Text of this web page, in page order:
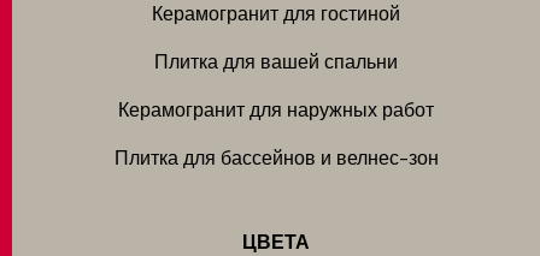
Керамогранит для гостиной
Плитка для вашей спальни
Керамогранит для наружных работ
Плитка для бассейнов и велнес-зон
ЦВЕТА